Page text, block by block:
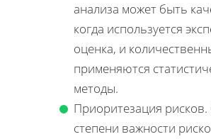
анализа может быть
когда используется
оценка, и
применяются
методы.
Приоритезация
степени важности